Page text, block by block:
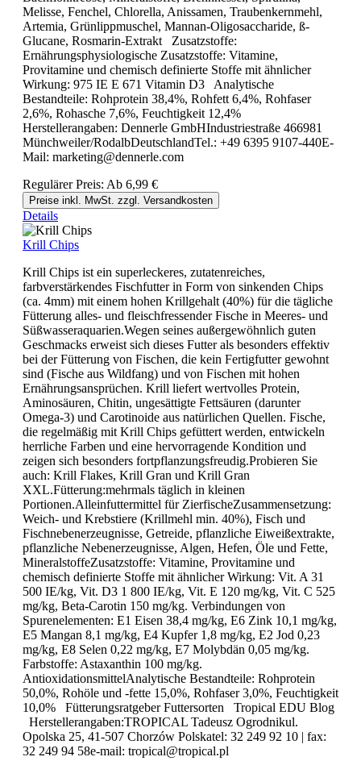
Melisse, Fenchel, Chlorella, Anissamen, Traubenkernmehl,
Artemia, Grünlippmuschel, Mannan-Oligosaccharide, ß-
Glucane, Rosmarin-Extrakt Zusatzstoffe:
Ernährungsphysiologische Zusatzstoffe: Vitamine,
Provitamine und chemisch definierte Stoffe mit ähnlicher
Wirkung: 975 IE E 671 Vitamin D3 Analytische
Bestandteile: Rohprotein 38,4%, Rohfett 6,4%, Rohfaser
2,6%, Rohasche 7,6%, Feuchtigkeit 12,4%
Herstellerangaben: Dennerle GmbHIndustriestraße 466981
Münchweiler/RodalbDeutschlandTel.: +49 6395 9107-440E-
Mail: marketing@dennerle.com
Regulärer Preis: Ab 6,99 €
Preise inkl. MwSt. zzgl. Versandkosten
Details
Krill Chips
Krill Chips ist ein superleckeres, zutatenreiches,
farbverstärkendes Fischfutter in Form von sinkenden Chips
(ca. 4mm) mit einem hohen Krillgehalt (40%) für die tägliche
Fütterung alles- und fleischfressender Fische in Meeres- und
Süßwasseraquarien.Wegen seines außergewöhnlich guten
Geschmacks erweist sich dieses Futter als besonders effektiv
bei der Fütterung von Fischen, die kein Fertigfutter gewohnt
sind (Fische aus Wildfang) und von Fischen mit hohen
Ernährungsansprüchen. Krill liefert wertvolles Protein,
Aminosäuren, Chitin, ungesättigte Fettsäuren (darunter
Omega-3) und Carotinoide aus natürlichen Quellen. Fische,
die regelmäßig mit Krill Chips gefüttert werden, entwickeln
herrliche Farben und eine hervorragende Kondition und
zeigen sich besonders fortpflanzungsfreudig.Probieren Sie
auch: Krill Flakes, Krill Gran und Krill Gran
XXL.Fütterung:mehrmals täglich in kleinen
Portionen.Alleinfuttermittel für ZierfischeZusammensetzung:
Weich- und Krebstiere (Krillmehl min. 40%), Fisch und
Fischnebenerzeugnisse, Getreide, pflanzliche Eiweißextrakte,
pflanzliche Nebenerzeugnisse, Algen, Hefen, Öle und Fette,
MineralstoffeZusatzstoffe: Vitamine, Provitamine und
chemisch definierte Stoffe mit ähnlicher Wirkung: Vit. A 31
500 IE/kg, Vit. D3 1 800 IE/kg, Vit. E 120 mg/kg, Vit. C 525
mg/kg, Beta-Carotin 150 mg/kg. Verbindungen von
Spurenelementen: E1 Eisen 38,4 mg/kg, E6 Zink 10,1 mg/kg,
E5 Mangan 8,1 mg/kg, E4 Kupfer 1,8 mg/kg, E2 Jod 0,23
mg/kg, E8 Selen 0,22 mg/kg, E7 Molybdän 0,05 mg/kg.
Farbstoffe: Astaxanthin 100 mg/kg.
AntioxidationsmittelAnalytische Bestandteile: Rohprotein
50,0%, Rohöle und -fette 15,0%, Rohfaser 3,0%, Feuchtigkeit
10,0% Fütterungsratgeber Futtersorten Tropical EDU Blog
Herstellerangaben:TROPICAL Tadeusz Ogrodnikul.
Opolska 25, 41-507 Chorzów Polskatel: 32 249 92 10 | fax:
32 249 94 58e-mail: tropical@tropical.pl